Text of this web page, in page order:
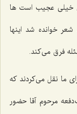
خیلی عجیب است ها
خوانده شد اینها
فرق می‌کند.
ما نقل می‌کردند که
مرحوم آقا حضور